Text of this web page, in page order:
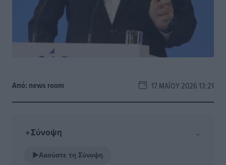
Από: news room 17 ΜΑΪ́ΟΥ 2026 13:21
✦Σύνοψη ⌄
▶Ακούστε τη Σύνοψη